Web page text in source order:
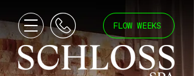
FLOW WEEKS